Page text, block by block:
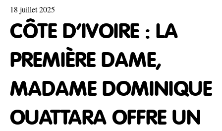
18 juillet 2025
CÔTE D’IVOIRE : LA
PREMIÈRE DAME,
MADAME DOMINIQUE
OUATTARA OFFRE UN